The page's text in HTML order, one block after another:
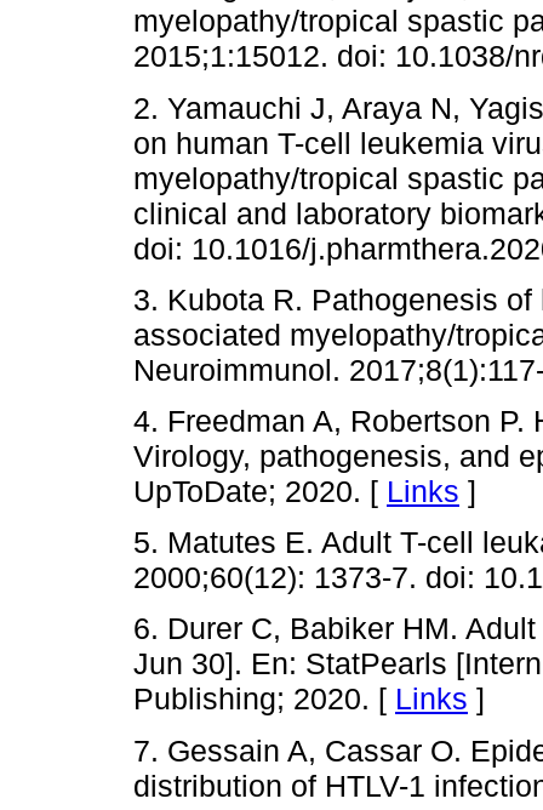
myelopathy/tropical spastic
2015;1:15012. doi: 10.1038/
2. Yamauchi J, Araya N,
on human T-cell leukemia
myelopathy/tropical spastic
clinical and laboratory
doi: 10.1016/
3. Kubota R. Pathogenesis
associated myelopathy/
Neuroimmunol.
4. Freedman A, Robertson
Virology, pathogenesis, and
UpToDate; 2020. [ Links ]
5. Matutes E. Adult T-cell
2000;60(12): 1373-7. doi:
6. Durer C, Babiker HM.
Jun 30]. En: StatPearls
Publishing; 2020. [ Links ]
7. Gessain A, Cassar O.
distribution of HTLV-1